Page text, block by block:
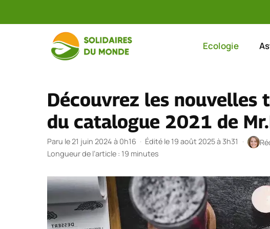
Ecologie
Découvrez les nouvelles
du catalogue 2021 de
Paru le 21 juin 2024 à 0h16 · Édité le 19 août 2025 à 3h31 ·
Longueur de l’article : 19 minutes